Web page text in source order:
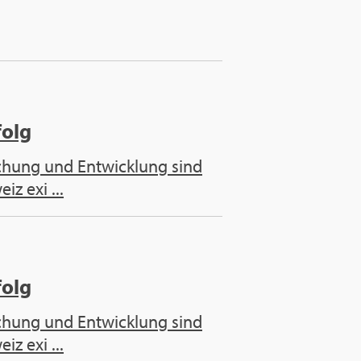
und Ent­wick­lung sind
exi ...
und Ent­wick­lung sind
exi ...